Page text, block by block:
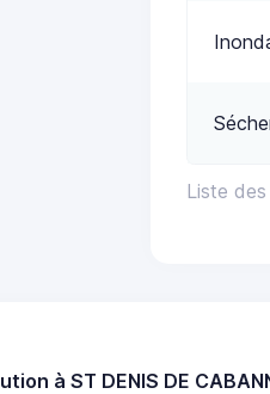
Liste
à ST DENIS DE